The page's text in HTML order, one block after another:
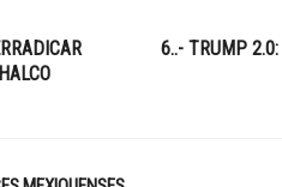
6..- TRUMP